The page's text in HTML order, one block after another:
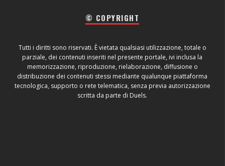
© COPYRIGHT
Tutti i diritti sono riservati. È vietata qualsiasi utilizzazione, totale o
parziale, dei contenuti inseriti nel presente portale, ivi inclusa la
memorizzazione, riproduzione, rielaborazione, diffusione o
distribuzione dei contenuti stessi mediante qualunque piattaforma
tecnologica, supporto o rete telematica, senza previa autorizzazione
scritta da parte di Duels.